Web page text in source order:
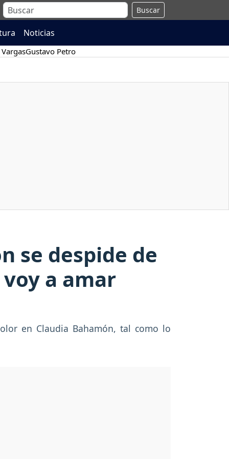
Buscar
Noticias
Gustavo Petro
se despide de
a amar
en Claudia Bahamón, tal como lo